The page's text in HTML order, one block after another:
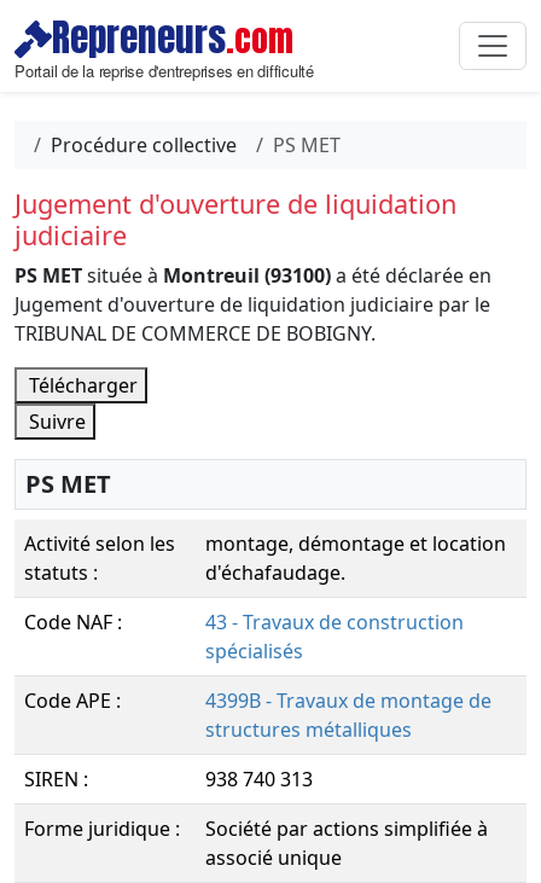
Repreneurs.com
Portail de la reprise d'entreprises en difficulté
Procédure collective PS MET
Jugement d'ouverture de liquidation
judiciaire
PS METsituée à Montreuil (93100)a été déclarée en
Jugement d'ouverture de liquidation judiciaire par le
TRIBUNAL DE COMMERCE DE BOBIGNY.
Télécharger
Suivre
PS MET
Activité selon les
statuts :
montage, démontage et location
d'échafaudage.
Code NAF :
43 - Travaux de construction
spécialisés
Code APE :
4399B - Travaux de montage de
structures métalliques
SIREN :
938 740 313
Forme juridique :
Société par actions simplifiée à
associé unique